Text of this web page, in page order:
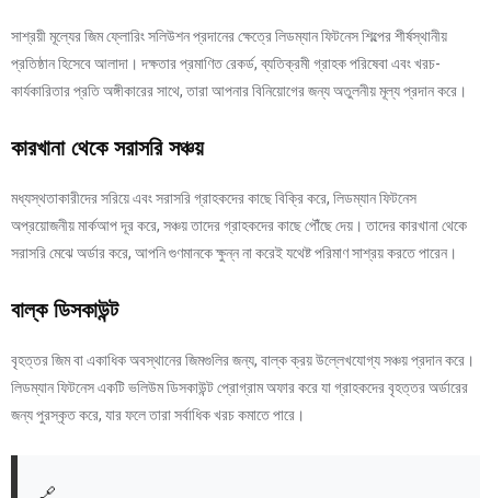
সাশ্রয়ী মূল্যের জিম ফ্লোরিং সলিউশন প্রদানের ক্ষেত্রে লিডম্যান ফিটনেস শিল্পের শীর্ষস্থানীয়
প্রতিষ্ঠান হিসেবে আলাদা। দক্ষতার প্রমাণিত রেকর্ড, ব্যতিক্রমী গ্রাহক পরিষেবা এবং খরচ-
কার্যকারিতার প্রতি অঙ্গীকারের সাথে, তারা আপনার বিনিয়োগের জন্য অতুলনীয় মূল্য প্রদান করে।
কারখানা থেকে সরাসরি সঞ্চয়
মধ্যস্থতাকারীদের সরিয়ে এবং সরাসরি গ্রাহকদের কাছে বিক্রি করে, লিডম্যান ফিটনেস
অপ্রয়োজনীয় মার্কআপ দূর করে, সঞ্চয় তাদের গ্রাহকদের কাছে পৌঁছে দেয়। তাদের কারখানা থেকে
সরাসরি মেঝে অর্ডার করে, আপনি গুণমানকে ক্ষুন্ন না করেই যথেষ্ট পরিমাণ সাশ্রয় করতে পারেন।
বাল্ক ডিসকাউন্ট
বৃহত্তর জিম বা একাধিক অবস্থানের জিমগুলির জন্য, বাল্ক ক্রয় উল্লেখযোগ্য সঞ্চয় প্রদান করে।
লিডম্যান ফিটনেস একটি ভলিউম ডিসকাউন্ট প্রোগ্রাম অফার করে যা গ্রাহকদের বৃহত্তর অর্ডারের
জন্য পুরস্কৃত করে, যার ফলে তারা সর্বাধিক খরচ কমাতে পারে।